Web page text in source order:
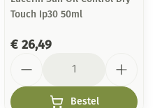
Touch Ip30 50ml
€ 26,49
Bestel